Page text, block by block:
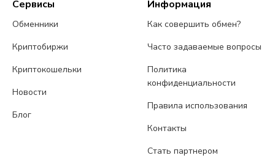
Сервисы
Обменники
Криптобиржи
Криптокошельки
Новости
Блог
Информация
Как совершить обмен?
Часто задаваемые вопросы
Политика
конфиденциальности
Правила использования
Контакты
Стать партнером